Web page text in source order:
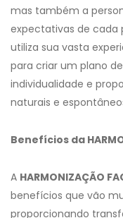
mas também a
expectativas de cada
utiliza sua vasta
para criar um plano
individualidade e
naturais e
Benefícios da
A HARMONIZAÇÃO
benefícios que vão
proporcionando